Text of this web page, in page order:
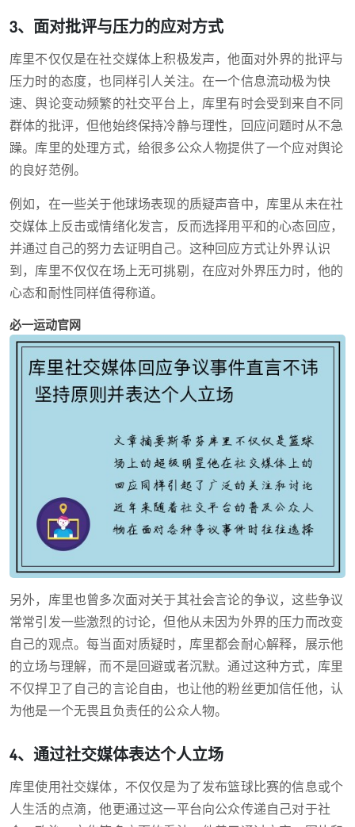
3、面对批评与压力的应对方式
库里不仅仅是在社交媒体上积极发声，他面对外界的批评与
压力时的态度，也同样引人关注。在一个信息流动极为快
速、舆论变动频繁的社交平台上，库里有时会受到来自不同
群体的批评，但他始终保持冷静与理性，回应问题时从不急
躁。库里的处理方式，给很多公众人物提供了一个应对舆论
的良好范例。
例如，在一些关于他球场表现的质疑声音中，库里从未在社
交媒体上反击或情绪化发言，反而选择用平和的心态回应，
并通过自己的努力去证明自己。这种回应方式让外界认识
到，库里不仅仅在场上无可挑剔，在应对外界压力时，他的
心态和耐性同样值得称道。
必一运动官网
另外，库里也曾多次面对关于其社会言论的争议，这些争议
常常引发一些激烈的讨论，但他从未因为外界的压力而改变
自己的观点。每当面对质疑时，库里都会耐心解释，展示他
的立场与理解，而不是回避或者沉默。通过这种方式，库里
不仅捍卫了自己的言论自由，也让他的粉丝更加信任他，认
为他是一个无畏且负责任的公众人物。
4、通过社交媒体表达个人立场
库里使用社交媒体，不仅仅是为了发布篮球比赛的信息或个
人生活的点滴，他更通过这一平台向公众传递自己对于社